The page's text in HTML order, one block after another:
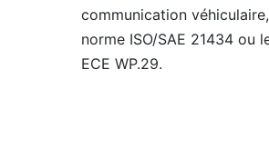
communication
norme ISO/SAE 21434 ou
ECE WP.29.